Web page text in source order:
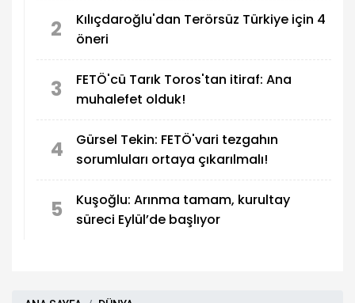
2
Kılıçdaroğlu'dan Terörsüz Türkiye için 4
öneri
3
FETÖ'cü Tarık Toros'tan itiraf: Ana
muhalefet olduk!
4
Gürsel Tekin: FETÖ'vari tezgahın
sorumluları ortaya çıkarılmalı!
5
Kuşoğlu: Arınma tamam, kurultay
süreci Eylül’de başlıyor